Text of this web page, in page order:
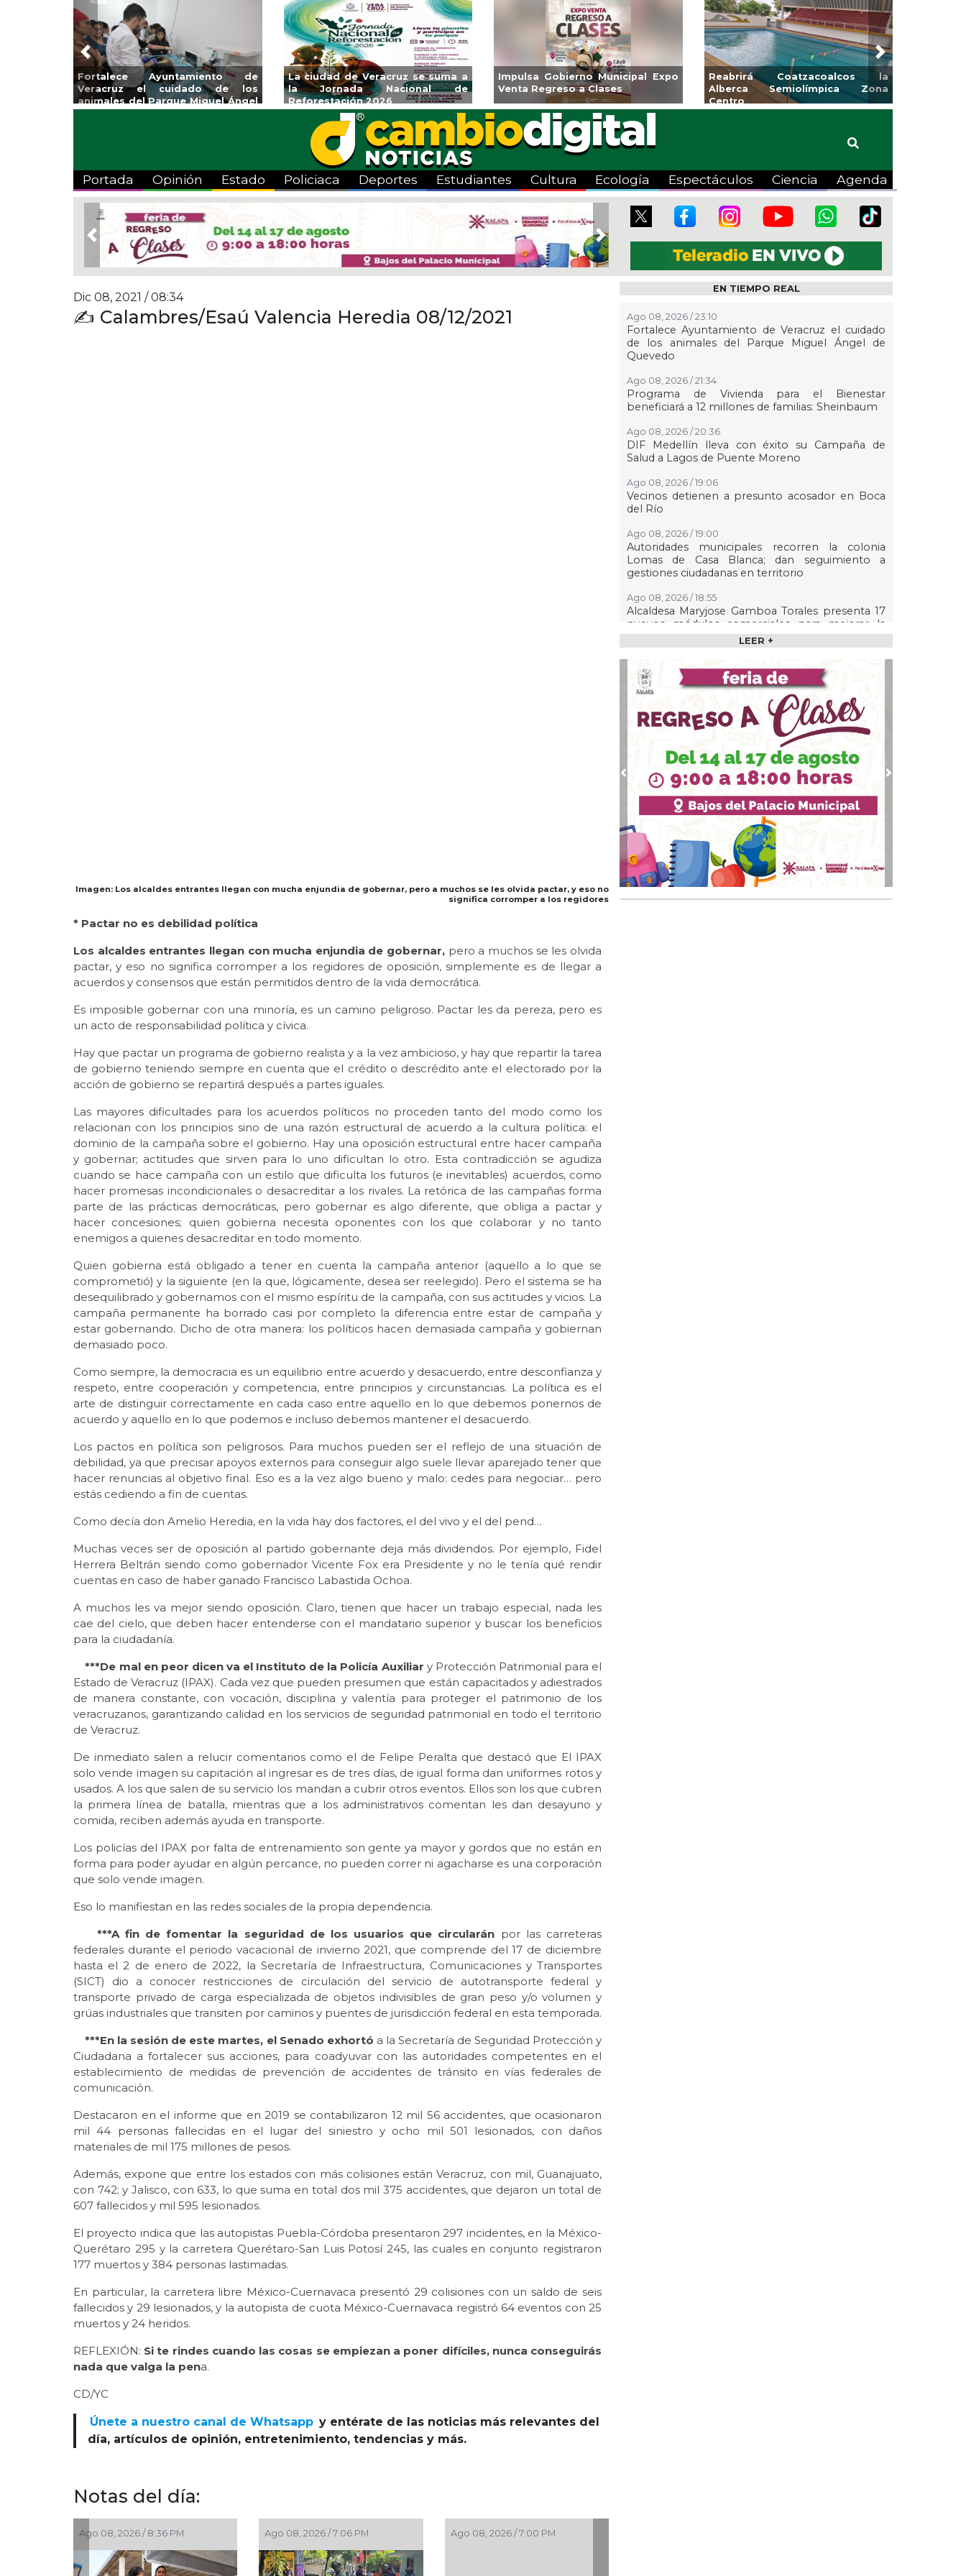
Invita Ayuntamiento de Veracruz
a Temporada de Artes “Escena
Viva”
Aplicará CMAS el Programa de
Tandeo durante agosto
Guarniciones y banquetas para la
colonia El Mango en Pánuco
Emprendedores de Xalapa
exponen en Mercadito
Bicentenario
Previous Next
Portada Opinión Estado Policiaca Deportes Estudiantes Cultura Ecología Espectáculos Ciencia Agenda
Previous Next
Dic 08, 2021 / 08:34
✍️ Calambres/Esaú Valencia Heredia 08/12/2021
Imagen: Los alcaldes entrantes llegan con mucha enjundia de gobernar, pero a muchos se les olvida pactar, y eso no
significa corromper a los regidores
* Pactar no es debilidad política
Los alcaldes entrantes llegan con mucha enjundia de gobernar, pero a muchos se les olvida
pactar, y eso no significa corromper a los regidores de oposición, simplemente es de llegar a
acuerdos y consensos que están permitidos dentro de la vida democrática.
Es imposible gobernar con una minoría, es un camino peligroso. Pactar les da pereza, pero es
un acto de responsabilidad política y cívica.
Hay que pactar un programa de gobierno realista y a la vez ambicioso, y hay que repartir la tarea
de gobierno teniendo siempre en cuenta que el crédito o descrédito ante el electorado por la
acción de gobierno se repartirá después a partes iguales.
Las mayores dificultades para los acuerdos políticos no proceden tanto del modo como los
relacionan con los principios sino de una razón estructural de acuerdo a la cultura política: el
dominio de la campaña sobre el gobierno. Hay una oposición estructural entre hacer campaña
y gobernar; actitudes que sirven para lo uno dificultan lo otro. Esta contradicción se agudiza
cuando se hace campaña con un estilo que dificulta los futuros (e inevitables) acuerdos, como
hacer promesas incondicionales o desacreditar a los rivales. La retórica de las campañas forma
parte de las prácticas democráticas, pero gobernar es algo diferente, que obliga a pactar y
hacer concesiones; quien gobierna necesita oponentes con los que colaborar y no tanto
enemigos a quienes desacreditar en todo momento.
Quien gobierna está obligado a tener en cuenta la campaña anterior (aquello a lo que se
comprometió) y la siguiente (en la que, lógicamente, desea ser reelegido). Pero el sistema se ha
desequilibrado y gobernamos con el mismo espíritu de la campaña, con sus actitudes y vicios. La
campaña permanente ha borrado casi por completo la diferencia entre estar de campaña y
estar gobernando. Dicho de otra manera: los políticos hacen demasiada campaña y gobiernan
demasiado poco.
Como siempre, la democracia es un equilibrio entre acuerdo y desacuerdo, entre desconfianza y
respeto, entre cooperación y competencia, entre principios y circunstancias. La política es el
arte de distinguir correctamente en cada caso entre aquello en lo que debemos ponernos de
acuerdo y aquello en lo que podemos e incluso debemos mantener el desacuerdo.
Los pactos en política son peligrosos. Para muchos pueden ser el reflejo de una situación de
debilidad, ya que precisar apoyos externos para conseguir algo suele llevar aparejado tener que
hacer renuncias al objetivo final. Eso es a la vez algo bueno y malo: cedes para negociar… pero
estás cediendo a fin de cuentas.
Como decía don Amelio Heredia, en la vida hay dos factores, el del vivo y el del pend…
Muchas veces ser de oposición al partido gobernante deja más dividendos. Por ejemplo, Fidel
Herrera Beltrán siendo como gobernador Vicente Fox era Presidente y no le tenía qué rendir
cuentas en caso de haber ganado Francisco Labastida Ochoa.
A muchos les va mejor siendo oposición. Claro, tienen que hacer un trabajo especial, nada les
cae del cielo, que deben hacer entenderse con el mandatario superior y buscar los beneficios
para la ciudadanía.
***De mal en peor dicen va el Instituto de la Policía Auxiliar y Protección Patrimonial para el
Estado de Veracruz (IPAX). Cada vez que pueden presumen que están capacitados y adiestrados
de manera constante, con vocación, disciplina y valentía para proteger el patrimonio de los
veracruzanos, garantizando calidad en los servicios de seguridad patrimonial en todo el territorio
de Veracruz.
De inmediato salen a relucir comentarios como el de Felipe Peralta que destacó que El IPAX
solo vende imagen su capitación al ingresar es de tres días, de igual forma dan uniformes rotos y
usados. A los que salen de su servicio los mandan a cubrir otros eventos. Ellos son los que cubren
la primera línea de batalla, mientras que a los administrativos comentan les dan desayuno y
comida, reciben además ayuda en transporte.
Los policías del IPAX por falta de entrenamiento son gente ya mayor y gordos que no están en
forma para poder ayudar en algún percance, no pueden correr ni agacharse es una corporación
que solo vende imagen.
Eso lo manifiestan en las redes sociales de la propia dependencia.
***A fin de fomentar la seguridad de los usuarios que circularán por las carreteras
federales durante el periodo vacacional de invierno 2021, que comprende del 17 de diciembre
hasta el 2 de enero de 2022, la Secretaría de Infraestructura, Comunicaciones y Transportes
(SICT) dio a conocer restricciones de circulación del servicio de autotransporte federal y
transporte privado de carga especializada de objetos indivisibles de gran peso y/o volumen y
grúas industriales que transiten por caminos y puentes de jurisdicción federal en esta temporada.
***En la sesión de este martes, el Senado exhortó a la Secretaría de Seguridad Protección y
Ciudadana a fortalecer sus acciones, para coadyuvar con las autoridades competentes en el
establecimiento de medidas de prevención de accidentes de tránsito en vías federales de
comunicación.
Destacaron en el informe que en 2019 se contabilizaron 12 mil 56 accidentes, que ocasionaron
mil 44 personas fallecidas en el lugar del siniestro y ocho mil 501 lesionados, con daños
materiales de mil 175 millones de pesos.
Además, expone que entre los estados con más colisiones están Veracruz, con mil, Guanajuato,
con 742; y Jalisco, con 633, lo que suma en total dos mil 375 accidentes, que dejaron un total de
607 fallecidos y mil 595 lesionados.
El proyecto indica que las autopistas Puebla-Córdoba presentaron 297 incidentes, en la México-
Querétaro 295 y la carretera Querétaro-San Luis Potosí 245, las cuales en conjunto registraron
177 muertos y 384 personas lastimadas.
En particular, la carretera libre México-Cuernavaca presentó 29 colisiones con un saldo de seis
fallecidos y 29 lesionados, y la autopista de cuota México-Cuernavaca registró 64 eventos con 25
muertos y 24 heridos.
REFLEXIÓN: Si te rindes cuando las cosas se empiezan a poner difíciles, nunca conseguirás
nada que valga la pena.
CD/YC
Únete a nuestro canal de Whatsapp y entérate de las noticias más relevantes del
día, artículos de opinión, entretenimiento, tendencias y más.
Notas del día:
Ago 08, 2026 / 6:55 PM Ago 08, 2026 / 4:34 PM Ago 08, 2026 / 3:34 PM
EN TIEMPO REAL
Ago 08, 2026 / 23:10
Fortalece Ayuntamiento de Veracruz el cuidado
de los animales del Parque Miguel Ángel de
Quevedo
Ago 08, 2026 / 21:34
Programa de Vivienda para el Bienestar
beneficiará a 12 millones de familias: Sheinbaum
Ago 08, 2026 / 20:36
DIF Medellín lleva con éxito su Campaña de
Salud a Lagos de Puente Moreno
Ago 08, 2026 / 19:06
Vecinos detienen a presunto acosador en Boca
del Río
Ago 08, 2026 / 19:00
Autoridades municipales recorren la colonia
Lomas de Casa Blanca; dan seguimiento a
gestiones ciudadanas en territorio
Ago 08, 2026 / 18:55
Alcaldesa Maryjose Gamboa Torales presenta 17
nuevos módulos comerciales para mejorar la
imagen de las playas e impulsar la economía de
Boca del Río
Ago 08, 2026 / 16:53
Localizan una cartulina con mensajes
amenazantes en Papantla!!!
Ago 08, 2026 / 16:45
La ciudad de Veracruz se suma a la Jornada
Nacional de Reforestación 2026
Ago 08, 2026 / 16:34
¿Con o sin espuma?
Ago 08, 2026 / 16:33
Control y confianza:la prueba de la seguridad
Ago 08, 2026 / 15:34
Resguarda Ayuntamiento de Veracruz a canino
en situación de riesgo en zona norte de la ciudad
LEER +
Previous Next